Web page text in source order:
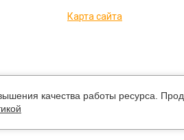
Карта сайта
в рублях вы можете уточнить по
качества работы ресурса.